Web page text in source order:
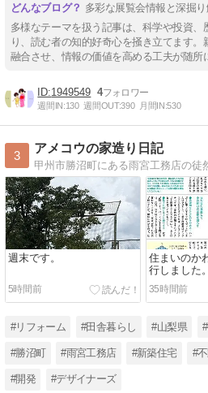
多彩な展覧会情報と深掘り
多様なテーマを扱う記事は、科学や投資、
り、読む者の知的好奇心を掻き立てます
融合させ、情報の価値を高める工夫が随所
1949549 4
週間IN:130 週間OUT:390 月間IN:530
3
アメコウの家造り日記
週末です。
5時間前
住まいのか
行しました。
35時間前
#リフォーム #田舎暮らし #山梨県
#勝沼町 #雨宮工務店 #新築住宅 #
#開発 #デザイナーズ